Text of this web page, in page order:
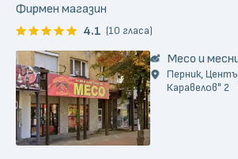
Фирмен магазин
4.1 (10 гласа)
Месо и
Перник,
Каравелов" 2